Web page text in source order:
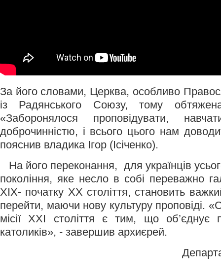
За його словами, Церква, особливо
із Радянського Союзу, тому
«Заборонялося проповідувати,
доброчинністю, і всього цього нам
пояснив владика Ігор (Ісіченко).
На його переконання, для українців
покоління, яке несло в собі переважно
XIX- початку XX століття, становить
перейти, маючи нову культуру проповіді.
місії XXI століття є тим, що об’єднує
католиків», - завершив архиєрей.